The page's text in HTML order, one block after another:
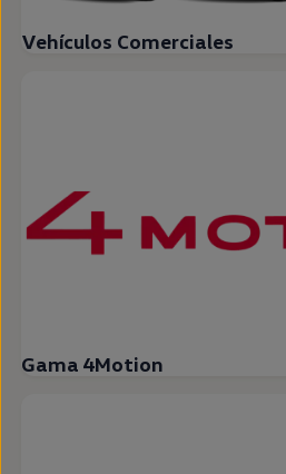
Vehículos Comerciales
Gama 4Motion